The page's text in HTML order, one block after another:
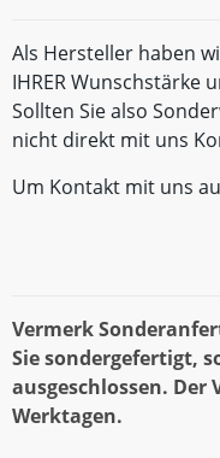
Als Hersteller haben
IHRER Wunschstärke
Sollten Sie also
nicht direkt mit uns
Um Kontakt mit uns
Vermerk
Sie sondergefertigt,
ausgeschlossen. Der
Werktagen.